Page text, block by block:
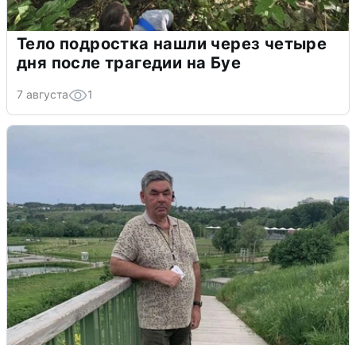
Тело подростка нашли через четыре
дня после трагедии на Буе
7 августа 1